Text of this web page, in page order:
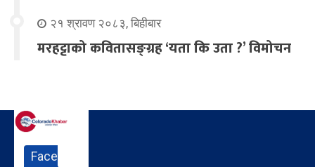
२१ श्रावण २०८३, बिहीबार
मरहट्टाको कवितासङ्ग्रह ‘यता कि उता ?’ विमोचन
Face